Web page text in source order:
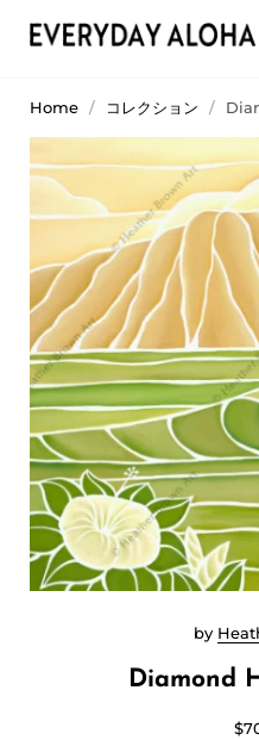
Diamond
by
Home / コレクション /